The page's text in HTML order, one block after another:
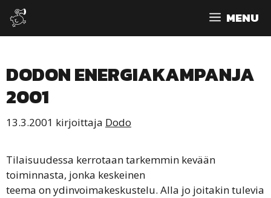
Siirry
sisältöön
MENU
DODON ENERGIAKAMPANJA
2001
13.3.2001 kirjoittaja Dodo
Tilaisuudessa kerrotaan tarkemmin kevään
toiminnasta, jonka keskeinen
teema on ydinvoimakeskustelu. Alla jo joitakin tulevia